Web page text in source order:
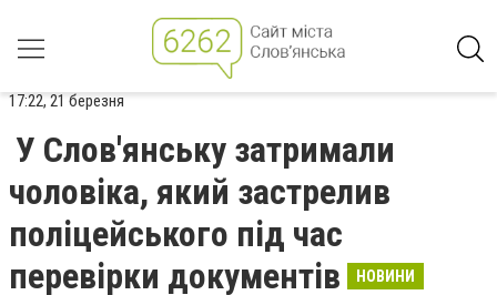
17:22, 21 березня
У Слов'янську затримали
чоловіка, який застрелив
поліцейського під час
перевірки документів
НОВИНИ